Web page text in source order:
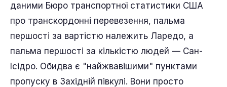
даними Бюро транспортної статистики США
про транскордонні перевезення, пальма
першості за вартістю належить Ларедо, а
пальма першості за кількістю людей — Сан-
Ісідро. Обидва є "найжвавішими" пунктами
пропуску в Західній півкулі. Вони просто